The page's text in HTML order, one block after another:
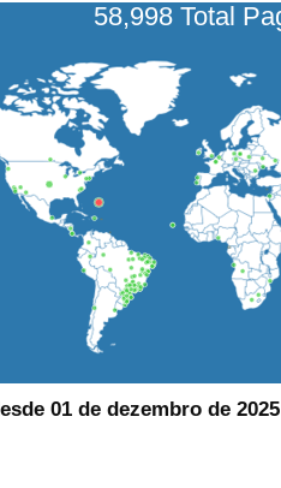
58,998 Total
01 de dezembro de